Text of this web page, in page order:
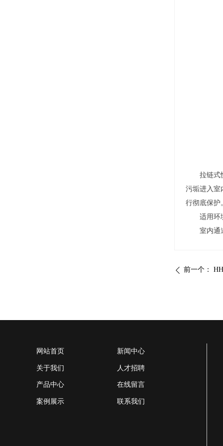
拉链式快
污垢进入室
行彻底保护
适用环
室内通道
ꄴ 前一个：
网站首页
关于我们
产品中心
案例展示
新闻中心
人才招聘
在线留言
联系我们